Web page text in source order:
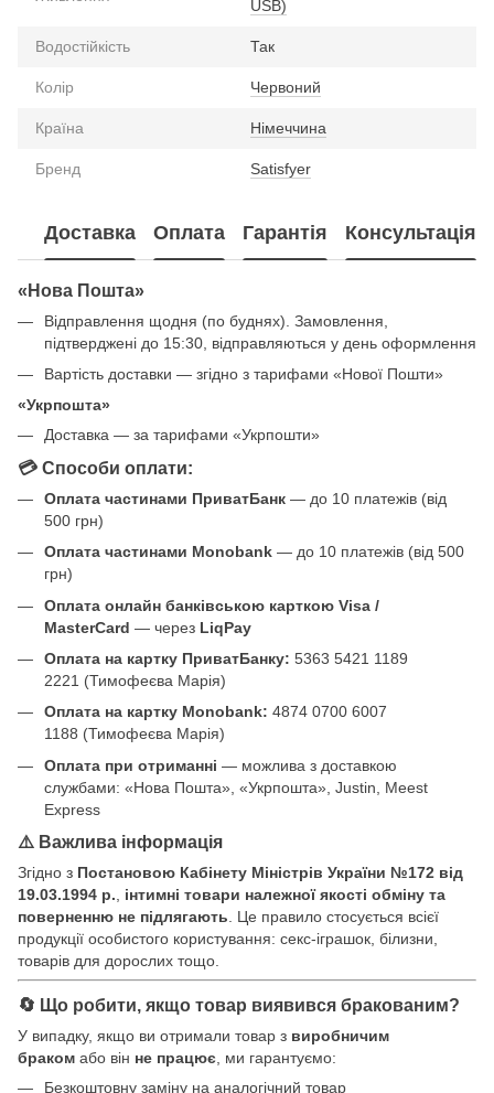
USB)
Водостійкість Так
Колір Червоний
Країна Німеччина
Бренд Satisfyer
Доставка Оплата Гарантія Консультація
«Нова Пошта»
Відправлення щодня (по буднях). Замовлення,
підтверджені до 15:30, відправляються у день оформлення
Вартість доставки — згідно з тарифами «Нової Пошти»
«Укрпошта»
Доставка — за тарифами «Укрпошти»
💳 Способи оплати:
Оплата частинами ПриватБанк — до 10 платежів (від
500 грн)
Оплата частинами Monobank — до 10 платежів (від 500
грн)
Оплата онлайн банківською карткою Visa /
MasterCard — через LiqPay
Оплата на картку ПриватБанку: 5363 5421 1189
2221 (Тимофеєва Марія)
Оплата на картку Monobank: 4874 0700 6007
1188 (Тимофеєва Марія)
Оплата при отриманні — можлива з доставкою
службами: «Нова Пошта», «Укрпошта», Justin, Meest
Express
⚠️ Важлива інформація
Згідно з Постановою Кабінету Міністрів України №172 від
19.03.1994 р.
інтимні товари належної якості обміну та
поверненню не підлягають . Це правило стосується всієї
продукції особистого користування: секс-іграшок, білизни,
товарів для дорослих тощо.
🔄 Що робити, якщо товар виявився бракованим?
У випадку, якщо ви отримали товар з виробничим
браком або він не працює , ми гарантуємо:
Безкоштовну заміну на аналогічний товар